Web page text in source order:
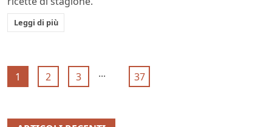
Leggi di più
1 2 3 ... 37